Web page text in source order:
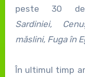
peste 30
Sardiniei,
măslini, Fuga în
În ultimul timp